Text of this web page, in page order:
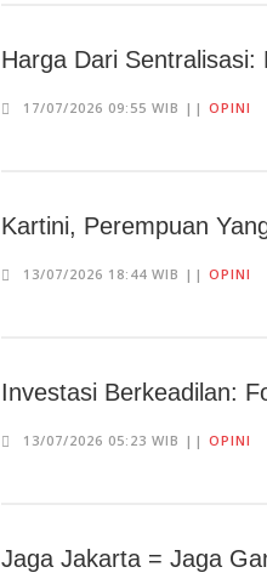
Harga Dari Sentralisasi:
17/07/2026 09:55 WIB || OPINI
Kartini, Perempuan
13/07/2026 18:44 WIB || OPINI
Investasi Berkeadilan:
13/07/2026 05:23 WIB || OPINI
Jaga Jakarta = Jaga